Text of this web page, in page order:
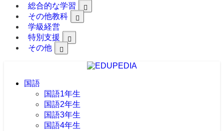
総合的な学習
その他教科
学級経営
特別支援
その他
国語
国語1年生
国語2年生
国語3年生
国語4年生